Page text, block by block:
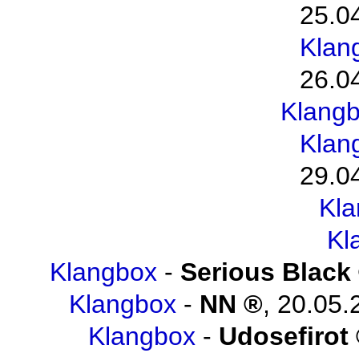
Klangbox - Serious Black
Klangbox - NN ,
Klangbox - Udosefirot